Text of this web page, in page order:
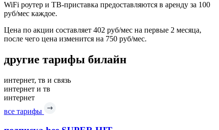
WiFi роутер и ТВ-приставка предоставляются в аренду за 100
руб/мес каждое.
Цена по акции составляет 402 руб/мес на первые 2 месяца,
после чего цена изменится на 750 руб/мес.
другие тарифы билайн
интернет, тв и связь
интернет и тв
интернет
все тарифы